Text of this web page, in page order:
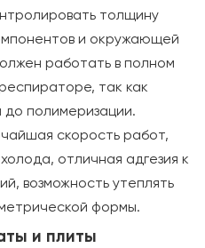
толщину
и окружающей
работать в полном
так как
до полимеризации.
скорость работ,
отличная адгезия к
возможность утеплять
формы.
и плиты